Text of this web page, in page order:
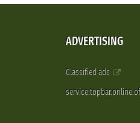
ADVERTISING
Classified ads